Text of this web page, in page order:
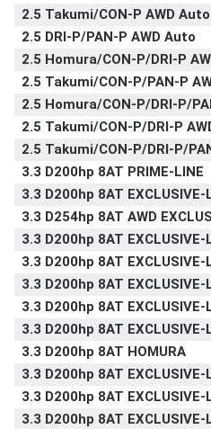
2.5 Takumi/CON-P AWD Auto
2.5 DRI-P/PAN-P AWD Auto
2.5 Homura/CON-P/DRI-P
2.5 Takumi/CON-P/PAN-P
2.5 Homura/CON-P/DRI-P/
2.5 Takumi/CON-P/DRI-P
2.5 Takumi/CON-P/DRI-P/
3.3 D200hp 8AT PRIME-LINE
3.3 D200hp 8AT EXCLUSIVE-
3.3 D254hp 8AT AWD
3.3 D200hp 8AT EXCLUSIVE-
3.3 D200hp 8AT EXCLUSIVE-
3.3 D200hp 8AT EXCLUSIVE-
3.3 D200hp 8AT EXCLUSIVE-
3.3 D200hp 8AT EXCLUSIVE-
3.3 D200hp 8AT HOMURA
3.3 D200hp 8AT EXCLUSIVE-
3.3 D200hp 8AT EXCLUSIVE-
3.3 D200hp 8AT EXCLUSIVE-